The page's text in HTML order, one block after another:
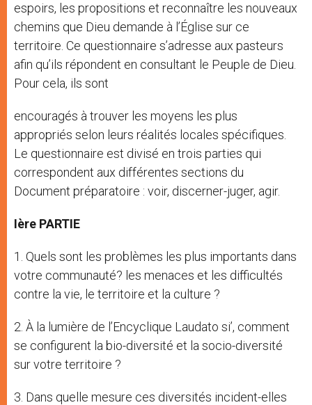
espoirs, les propositions et reconnaître les nouveaux
chemins que Dieu demande à l’Église sur ce
territoire. Ce questionnaire s’adresse aux pasteurs
afin qu’ils répondent en consultant le Peuple de Dieu.
Pour cela, ils sont
encouragés à trouver les moyens les plus
appropriés selon leurs réalités locales spécifiques.
Le questionnaire est divisé en trois parties qui
correspondent aux différentes sections du
Document préparatoire : voir, discerner-juger, agir.
Ière PARTIE
1. Quels sont les problèmes les plus importants dans
votre communauté? les menaces et les difficultés
contre la vie, le territoire et la culture ?
2. À la lumière de l’Encyclique Laudato si’, comment
se configurent la bio-diversité et la socio-diversité
sur votre territoire ?
3. Dans quelle mesure ces diversités incident-elles